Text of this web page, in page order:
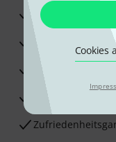
Cookies
3 Jahre
30 Tage Money-
Beratung durch